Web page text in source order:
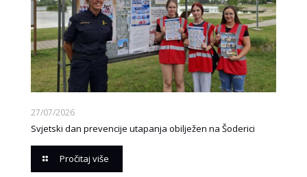
27/07/2026
Svjetski dan prevencije utapanja obilježen na Šoderici
Pročitaj više